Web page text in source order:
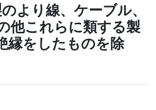
より線、ケーブル、
他これらに類する製
縁をしたものを除
ユーザー登録
ログイン